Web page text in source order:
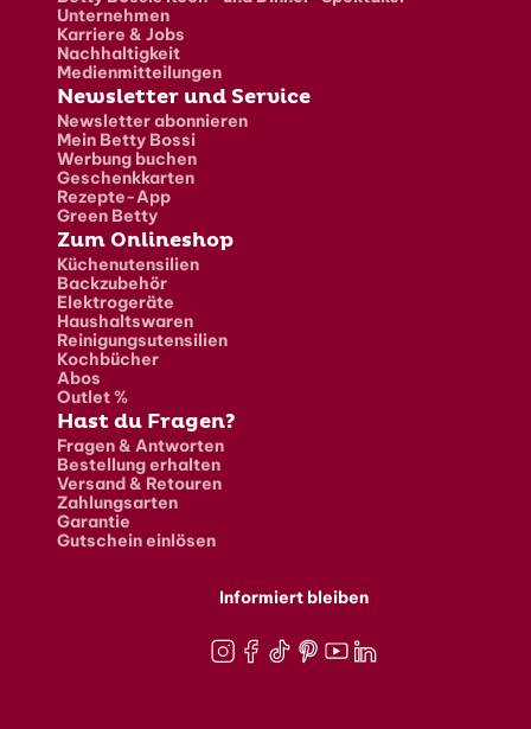
Unternehmen
Karriere & Jobs
Nachhaltigkeit
Medienmitteilungen
Newsletter und Service
Newsletter abonnieren
Mein Betty Bossi
Werbung buchen
Geschenkkarten
Rezepte-App
Green Betty
Zum Onlineshop
Küchenutensilien
Backzubehör
Elektrogeräte
Haushaltswaren
Reinigungsutensilien
Kochbücher
Abos
Outlet %
Hast du Fragen?
Fragen & Antworten
Bestellung erhalten
Versand & Retouren
Zahlungsarten
Garantie
Gutschein einlösen
Informiert bleiben